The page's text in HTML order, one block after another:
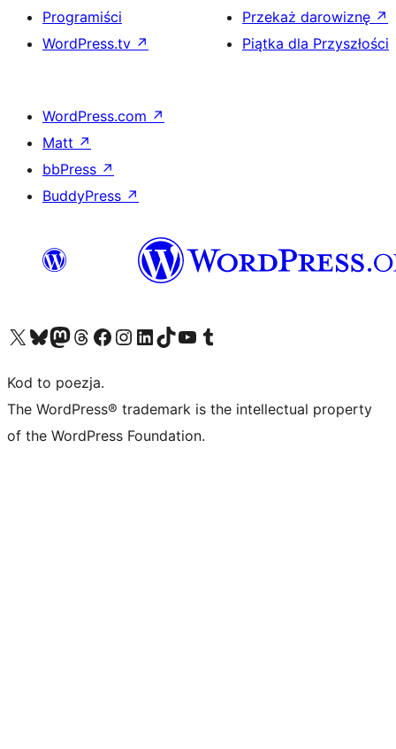
Programiści
WordPress.tv ↗
Przekaż darowiznę ↗
Piątka dla Przyszłości
WordPress.com ↗
Matt ↗
bbPress ↗
BuddyPress ↗
Odwiedź nasze konto X (dawniej Twitter)
Odwiedź nasze konto Bluesky
Odwiedź nasze konto na Mastodoncie
Odwiedź naszego Threadsa
Odwiedź naszego Facebooka
Odwiedź nasze konto na Instagramie
Odwiedź nasze konto na LinkedIn
Odwiedź naszego TikToka
Odwiedź nasz kanał YouTube
Odwiedź naszego Tumblra
Kod to poezja.
The WordPress® trademark is the intellectual property
of the WordPress Foundation.